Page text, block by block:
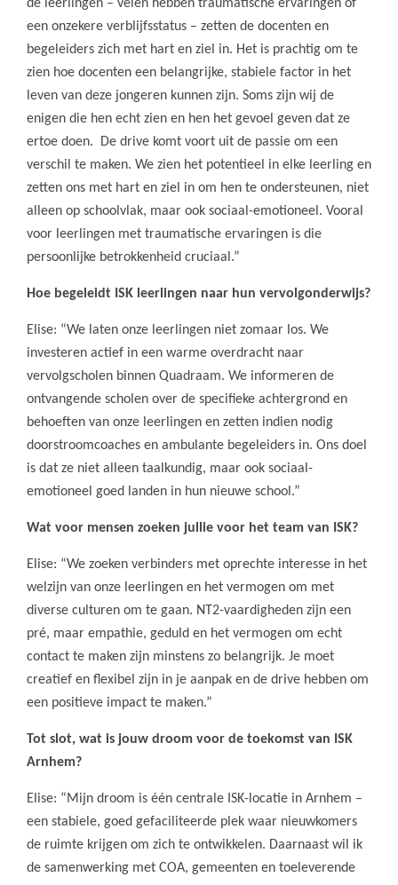
de leerlingen – velen hebben traumatische ervaringen of
een onzekere verblijfsstatus – zetten de docenten en
begeleiders zich met hart en ziel in. Het is prachtig om te
zien hoe docenten een belangrijke, stabiele factor in het
leven van deze jongeren kunnen zijn. Soms zijn wij de
enigen die hen echt zien en hen het gevoel geven dat ze
ertoe doen. De drive komt voort uit de passie om een
verschil te maken. We zien het potentieel in elke leerling en
zetten ons met hart en ziel in om hen te ondersteunen, niet
alleen op schoolvlak, maar ook sociaal-emotioneel. Vooral
voor leerlingen met traumatische ervaringen is die
persoonlijke betrokkenheid cruciaal.”
Hoe begeleidt ISK leerlingen naar hun vervolgonderwijs?
Elise: “We laten onze leerlingen niet zomaar los. We
investeren actief in een warme overdracht naar
vervolgscholen binnen Quadraam. We informeren de
ontvangende scholen over de specifieke achtergrond en
behoeften van onze leerlingen en zetten indien nodig
doorstroomcoaches en ambulante begeleiders in. Ons doel
is dat ze niet alleen taalkundig, maar ook sociaal-
emotioneel goed landen in hun nieuwe school.”
Wat voor mensen zoeken jullie voor het team van ISK?
Elise: “We zoeken verbinders met oprechte interesse in het
welzijn van onze leerlingen en het vermogen om met
diverse culturen om te gaan. NT2-vaardigheden zijn een
pré, maar empathie, geduld en het vermogen om echt
contact te maken zijn minstens zo belangrijk. Je moet
creatief en flexibel zijn in je aanpak en de drive hebben om
een positieve impact te maken.”
Tot slot, wat is jouw droom voor de toekomst van ISK
Arnhem?
Elise: “Mijn droom is één centrale ISK-locatie in Arnhem –
een stabiele, goed gefaciliteerde plek waar nieuwkomers
de ruimte krijgen om zich te ontwikkelen. Daarnaast wil ik
de samenwerking met COA, gemeenten en toeleverende